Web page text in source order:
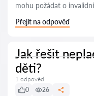
mohu požádat o
Přejít na odpověď
Jak řešit
děti?
1 odpověď
0
26